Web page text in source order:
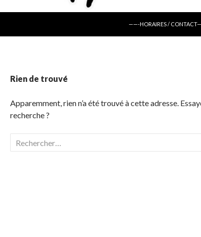
——-HORAIRES /
Rien de trouvé
Apparemment, rien n’a été trouvé à cette adresse.
recherche ?
Rechercher :